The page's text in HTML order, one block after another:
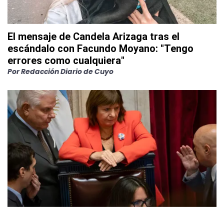
El mensaje de Candela Arizaga tras el
escándalo con Facundo Moyano: "Tengo
errores como cualquiera"
PorRedacción Diario de Cuyo